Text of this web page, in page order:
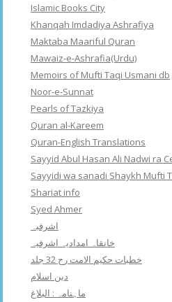
Islamic Books City
Khanqah Imdadiya Ashrafiya
Maktaba Maariful Quran
Mawaiz-e-Ashrafia(Urdu)
Memoirs of Mufti Taqi Usmani db
Noor-e-Sunnat
Pearls of Tazkiya
Quran al-Kareem
Quran-English Translations
Sayyid Abul Hasan Ali Nadwi ra
Sayyidi wa sanadi Shaykh Mufti
Shariat info
Syed Ahmer
اشرفبہ
خانقاہ امدادیہ اشرفیہ
خطبات حکیم الامت رح 32 جلد
دین اسلام
ماہنامہ : البلاغ